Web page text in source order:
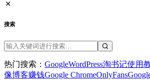
搜索
热门搜索： GoogleWordPress淘书记使用
像博客赚钱Google ChromeOnlyFans